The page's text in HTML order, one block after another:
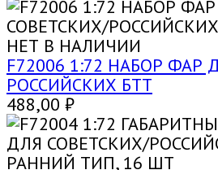
НЕТ В НАЛИЧИИ
F72006 1:72 НАБОР ФАР
РОССИЙСКИХ БТТ
488,00 ₽